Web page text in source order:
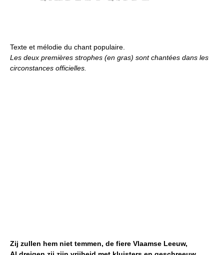
Texte et mélodie du chant populaire.
Les deux premières strophes (en gras) sont chantées dans les
circonstances officielles.
Zij zullen hem niet temmen, de fiere Vlaamse Leeuw,